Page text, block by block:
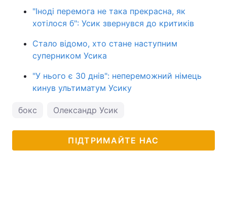
"Іноді перемога не така прекрасна, як
хотілося б": Усик звернувся до критиків
Стало відомо, хто стане наступним
суперником Усика
"У нього є 30 днів": непереможний німець
кинув ультиматум Усику
бокс Олександр Усик
ПІДТРИМАЙТЕ НАС